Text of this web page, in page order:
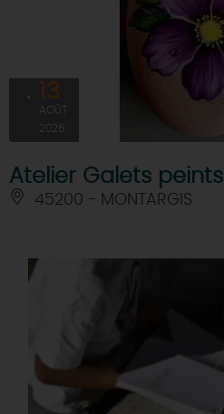
13
AOÛT
2026
Atelier Galets peints
45200 - MONTARGIS